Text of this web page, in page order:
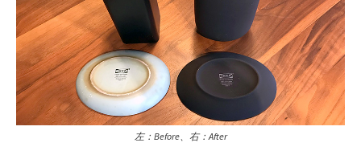
左：Before、右：After